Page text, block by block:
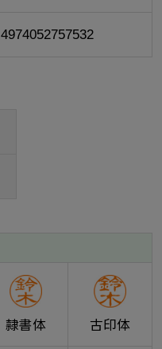
4974052757532
隷書体 古印体